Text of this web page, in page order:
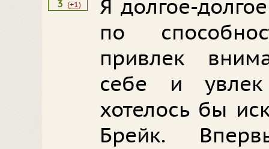
3 (+1)
Я долгое-
по
привлек
себе и
хотелось бы
Брейк.